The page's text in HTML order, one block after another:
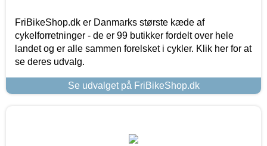
FriBikeShop.dk er Danmarks største kæde af
cykelforretninger - de er 99 butikker fordelt over hele
landet og er alle sammen forelsket i cykler. Klik her for at
se deres udvalg.
Se udvalget på FriBikeShop.dk